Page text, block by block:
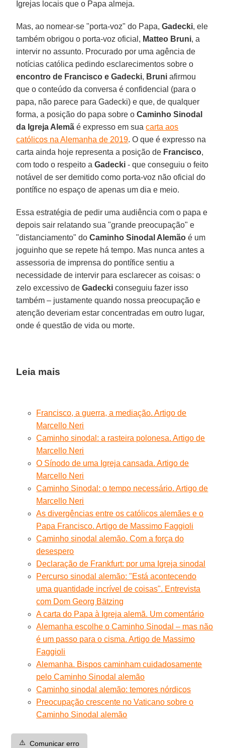
Igrejas locais que o Papa almeja.
Mas, ao nomear-se "porta-voz" do Papa,Gadecki, ele
também obrigou o porta-voz oficial, Matteo Bruni, a
intervir no assunto. Procurado por uma agência de
notícias católica pedindo esclarecimentos sobre o
encontro de Francisco e Gadecki, Bruni afirmou
que o conteúdo da conversa é confidencial (para o
papa, não parece para Gadecki) e que, de qualquer
forma, a posição do papa sobre oCaminho Sinodal
da Igreja Alemã é expresso em suacarta aos
católicos na Alemanha de 2019. O que é expresso na
carta ainda hoje representa a posição de Francisco,
com todo o respeito aGadecki - que conseguiu o feito
notável de ser demitido como porta-voz não oficial do
pontífice no espaço de apenas um dia e meio.
Essa estratégia de pedir uma audiência com o papa e
depois sair relatando sua "grande preocupação" e
"distanciamento" doCaminho Sinodal Alemão é um
joguinho que se repete há tempo. Mas nunca antes a
assessoria de imprensa do pontífice sentiu a
necessidade de intervir para esclarecer as coisas: o
zelo excessivo deGadecki conseguiu fazer isso
também – justamente quando nossa preocupação e
atenção deveriam estar concentradas em outro lugar,
onde é questão de vida ou morte.
Leia mais
Francisco, a guerra, a mediação. Artigo de
Marcello Neri
Caminho sinodal: a rasteira polonesa. Artigo de
Marcello Neri
O Sínodo de uma Igreja cansada. Artigo de
Marcello Neri
Caminho Sinodal: o tempo necessário. Artigo de
Marcello Neri
As divergências entre os católicos alemães e o
Papa Francisco. Artigo de Massimo Faggioli
Caminho sinodal alemão. Com a força do
desespero
Declaração de Frankfurt: por uma Igreja sinodal
Percurso sinodal alemão: "Está acontecendo
uma quantidade incrível de coisas". Entrevista
com Dom Georg Bätzing
A carta do Papa à Igreja alemã. Um comentário
Alemanha escolhe o Caminho Sinodal – mas não
é um passo para o cisma. Artigo de Massimo
Faggioli
Alemanha. Bispos caminham cuidadosamente
pelo Caminho Sinodal alemão
Caminho sinodal alemão: temores nórdicos
Preocupação crescente no Vaticano sobre o
Caminho Sinodal alemão
⚠️ Comunicar erro